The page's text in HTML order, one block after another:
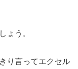
ょう。
り言ってエクセル